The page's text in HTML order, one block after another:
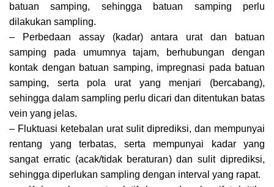
batuan samping, sehingga batuan samping perlu
dilakukan sampling.
– Perbedaan assay (kadar) antara urat dan batuan
samping pada umumnya tajam, berhubungan dengan
kontak dengan batuan samping, impregnasi pada batuan
samping, serta pola urat yang menjari (bercabang),
sehingga dalam sampling perlu dicari dan ditentukan batas
vein yang jelas.
– Fluktuasi ketebalan urat sulit diprediksi, dan mempunyai
rentang yang terbatas, serta mempunyai kadar yang
sangat erratic (acak/tidak beraturan) dan sulit diprediksi,
sehingga diperlukan sampling dengan interval yang rapat.